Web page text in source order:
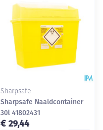
Sharpsafe
Sharpsafe Naaldcontainer
30l 41802431
€ 29,44